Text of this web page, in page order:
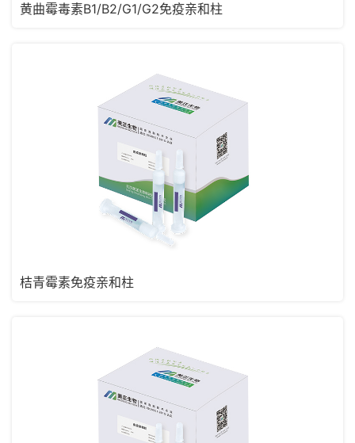
黄曲霉毒素B1/B2/G1/G2免疫亲和柱
桔青霉素免疫亲和柱